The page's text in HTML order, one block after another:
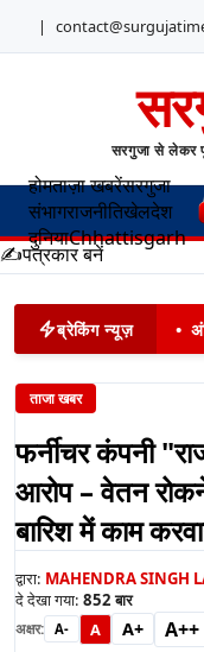
|
सरगुजा से लेकर
होमताज़ा खबरेंसरगुजा
संभागराजनीतिखेलदेश
दुनियाChhattisgarh
✍️पत्रकार बनें
ब्रेकिंग न्यूज़ •
ताजा खबर
फर्नीचर कंपनी
आरोप – वेतन
बारिश में काम
द्वारा: MAHENDRA SINGH
दे देखा गया: 852बार
अक्षर: A- A A+ A++